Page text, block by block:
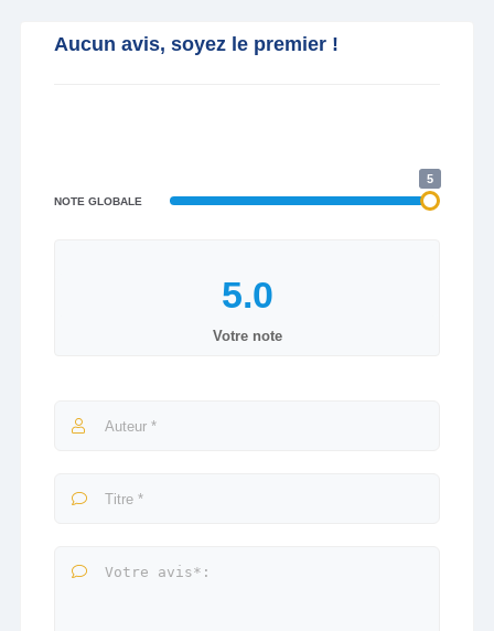
Aucun avis, soyez le premier !
NOTE GLOBALE
5
Votre note